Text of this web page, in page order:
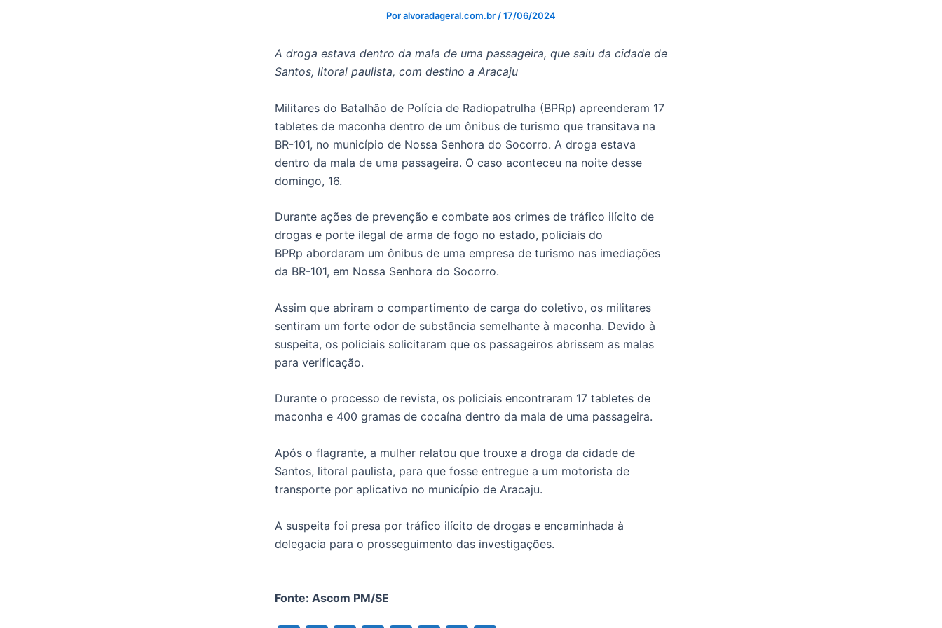
Poralvoradageral.com.br /17/06/2024
A droga estava dentro da mala de uma passageira, que saiu da cidade de
Santos, litoral paulista, com destino a Aracaju
Militares do Batalhão de Polícia de Radiopatrulha (BPRp) apreenderam 17
tabletes de maconha dentro de um ônibus de turismo que transitava na
BR-101, no município de Nossa Senhora do Socorro. A droga estava
dentro da mala de uma passageira. O caso aconteceu na noite desse
domingo, 16.
Durante ações de prevenção e combate aos crimes de tráfico ilícito de
drogas e porte ilegal de arma de fogo no estado, policiais do
BPRp abordaram um ônibus de uma empresa de turismo nas imediações
da BR-101, em Nossa Senhora do Socorro.
Assim que abriram o compartimento de carga do coletivo, os militares
sentiram um forte odor de substância semelhante à maconha. Devido à
suspeita, os policiais solicitaram que os passageiros abrissem as malas
para verificação.
Durante o processo de revista, os policiais encontraram 17 tabletes de
maconha e 400 gramas de cocaína dentro da mala de uma passageira.
Após o flagrante, a mulher relatou que trouxe a droga da cidade de
Santos, litoral paulista, para que fosse entregue a um motorista de
transporte por aplicativo no município de Aracaju.
A suspeita foi presa por tráfico ilícito de drogas e encaminhada à
delegacia para o prosseguimento das investigações.
Fonte: Ascom PM/SE